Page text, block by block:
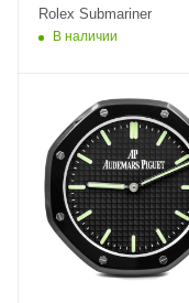
Rolex Submariner
В наличии